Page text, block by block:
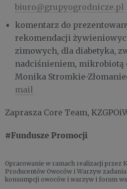
biuro@grupyogrodnicze.pl
komentarz do
rekomendacji
zimowych, dla diabetyka,
nadciśnieniem, mikrobiotą
Monika Stromkie-
mail
Zaprasza Core Team,
#Fundusze Promocji
Opracowanie w ramach realizacji przez
Producentów Owoców i Warzyw
konsumpcji owoców i warzyw i forum